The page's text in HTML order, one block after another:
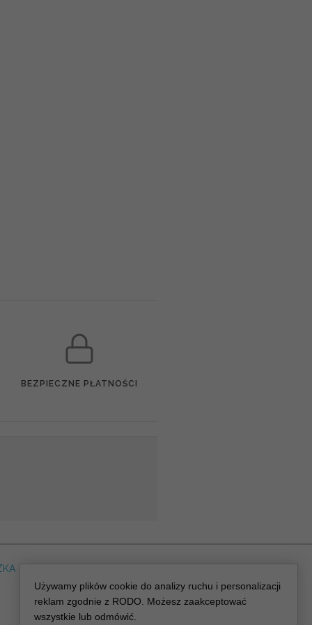
BEZPIECZNE PŁATNOŚCI
Używamy plików cookie do analizy ruchu i personalizacji
reklam zgodnie z RODO. Możesz zaakceptować
wszystkie lub odmówić.